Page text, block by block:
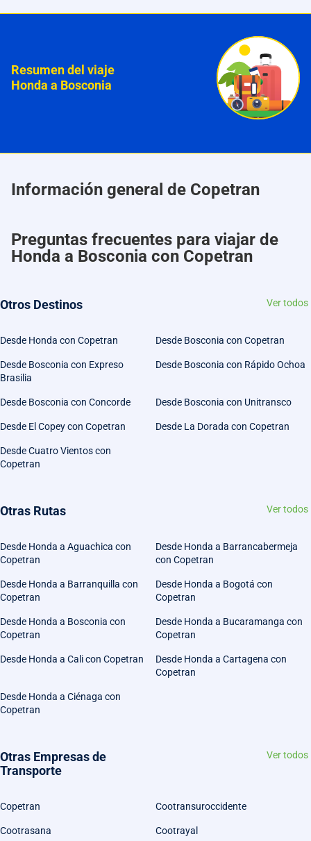
Resumen del viaje
Honda a Bosconia
Información general de Copetran
Preguntas frecuentes para viajar de
Honda a Bosconia con Copetran
Otros Destinos Ver todos
Desde Honda con Copetran Desde Bosconia con Copetran
Desde Bosconia con Expreso
Brasilia
Desde Bosconia con Rápido Ochoa
Desde Bosconia con Concorde Desde Bosconia con Unitransco
Desde El Copey con Copetran Desde La Dorada con Copetran
Desde Cuatro Vientos con
Copetran
Otras Rutas Ver todos
Desde Honda a Aguachica con
Copetran
Desde Honda a Barrancabermeja
con Copetran
Desde Honda a Barranquilla con
Copetran
Desde Honda a Bogotá con
Copetran
Desde Honda a Bosconia con
Copetran
Desde Honda a Bucaramanga con
Copetran
Desde Honda a Cali con Copetran
Desde Honda a Cartagena con
Copetran
Desde Honda a Ciénaga con
Copetran
Otras Empresas de
Transporte
Ver todos
Copetran Cootransuroccidente
Cootrasana Cootrayal